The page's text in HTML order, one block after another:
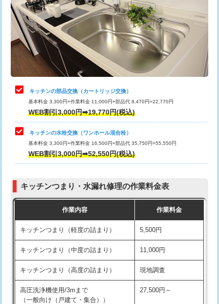
給水管工事※（支持金具設置) 5,500円
給水管工事※（保温材使用（バンド止
め込み）)
5,500円
給水管工事※（土の掘削・埋め戻し作
11,000円
給水管工事※（塩ビ管（VP・HI）使
用/3ｍまで)
給水管工事※（塩ビ管（VP・HI）使
用（追加）/3ｍ超え)
給水管工事※（ライニング鋼管・銅
管・ポリ管・HT管使用/3ｍまで)
44,000円
管・ポリ管・HT管使用/3ｍ超え)
排水管工事（土の掘削・埋め戻し作
11,000円~
排水管工事（排水管工事/3ｍまで） 55,000円
排水管工事（追加 排水管工事/3ｍ超
+11,000円
マス交換（土の掘削・埋め戻し作業）
カメラ調査 33,000円
桝清掃 8,800円
止水・漏水調査・防水処理・清掃・修
理・調整・分解・加工など（軽作業）
11,000円
止水・漏水調査・防水処理・清掃・修
理・調整・分解・加工など（中作業）
22,000円
止水・漏水調査・防水処理・清掃・修
理・調整・分解・加工など（重作業）
33,000円
お風呂タンク脱着
その他部品の脱着
式・ワンホール）)
交換・取付(排水栓・排水トラップ
22,000円+材料費
キッチンの部品交換（カートリッジ交換）
基本料金 3,300円+作業料金 11,000円+部品代 8,470円=22,770円
WEB割引3,000円➡19,770円(税込)
キッチンの水栓交換（ワンホール混合栓）
基本料金 3,300円+作業料金 16,500円+部品代 35,750円=55,550円
WEB割引3,000円➡52,550円(税込)
キッチンつまり・水漏れ修理の作業料金表
作業内容 作業料金
キッチンつまり（軽度の詰まり） 5,500円
キッチンつまり（中度の詰まり） 11,000円
キッチンつまり（高度の詰まり） 現地調査
高圧洗浄機使用/3mまで
（一般向け（戸建て・集合））
27,500円～